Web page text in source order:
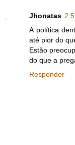
Jhonatas
A política
até pior do
Estão
do que a
Responder